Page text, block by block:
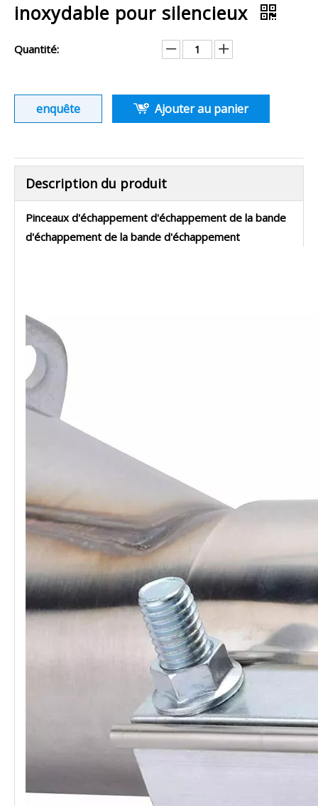
inoxydable pour silencieux
Quantité:
enquête Ajouter au panier
Description du produit
Pinceaux d'échappement d'échappement de la bande
d'échappement de la bande d'échappement